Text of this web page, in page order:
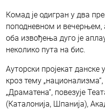
Комад је одигран у два
поподневном и
оба извођења дуго је
неколико пута на бис.
Ауторски пројекат
кроз тему
„Драматена“, повезује
(Каталонија, Шпанија),